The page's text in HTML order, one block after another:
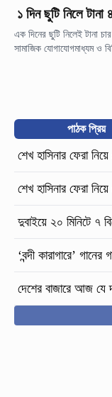
১ দিন ছুটি নিলে
এক দিনের ছুটি নিলেই টানা
সামাজিক যোগাযোগমাধ্যম ও
পাঠক প্রিয়
শেখ হাসিনার ফেরা
শেখ হাসিনার ফেরা
দুবাইয়ে ২০ মিনিটে ৭
‘বন্দী কারাগারে’
দেশের বাজারে আজ যে